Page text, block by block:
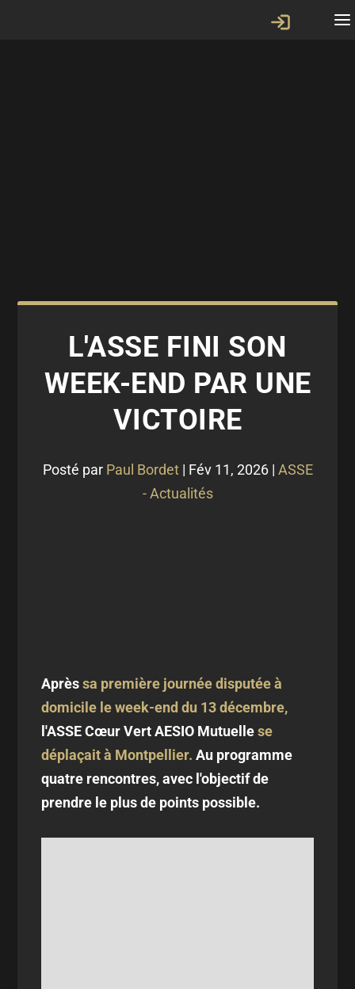
L'ASSE FINI SON
WEEK-END PAR UNE
VICTOIRE
Posté par Paul Bordet| Fév 11, 2026| ASSE
- Actualités
Aprèssa première journée disputée à
domicile le week-end du 13 décembre,
l'ASSE Cœur Vert AESIO Mutuellese
déplaçait à Montpellier. Au programme
quatre rencontres, avec l'objectif de
prendre le plus de points possible.